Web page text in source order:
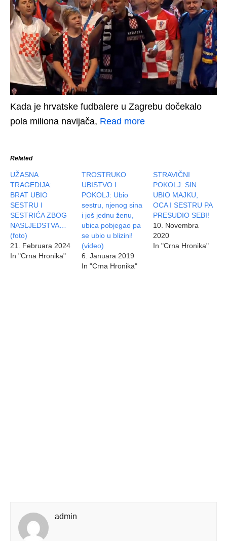
Kada je hrvatske fudbalere u Zagrebu dočekalo
pola miliona navijača, Read more
Related
UŽASNA
TRAGEDIJA:
BRAT UBIO
SESTRU I
SESTRIĆA ZBOG
NASLJEDSTVA…
(foto)
21. Februara 2024
In "Crna Hronika"
TROSTRUKO
UBISTVO I
POKOLJ: Ubio
sestru, njenog sina
i još jednu ženu,
ubica pobjegao pa
se ubio u blizini!
(video)
6. Januara 2019
In "Crna Hronika"
STRAVIČNI
POKOLJ: SIN
UBIO MAJKU,
OCA I SESTRU PA
PRESUDIO SEBI!
10. Novembra
2020
In "Crna Hronika"
admin